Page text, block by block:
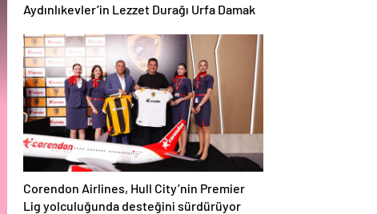
Aydınlıkevler’in Lezzet Durağı Urfa Damak
Corendon Airlines, Hull City’nin Premier
Lig yolculuğunda desteğini sürdürüyor